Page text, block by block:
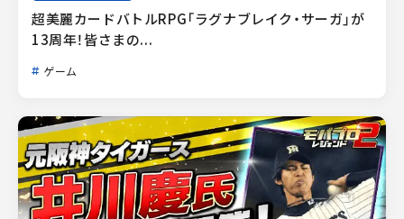
超美麗カードバトルRPG「ラグナブレイク・サーガ」が
13周年！皆さまの...
ゲーム